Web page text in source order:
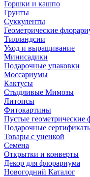
Горшки и кашпо
Грунты
Суккуленты
Геометрические
Тилландсии
Уход и выращивание
Минисадики
Подарочные упаковки
Моссариумы
Кактусы
Стыдливые Мимозы
Литопсы
Фитокартины
Пустые геометрические
Подарочные
Товары с уценкой
Семена
Открытки и конверты
Декор для флорариума
Новогодний Каталог